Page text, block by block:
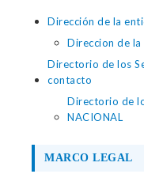
Dirección de la
Direccion de
Directorio de los
contacto
Directorio de
NACIONAL
MARCO LEGAL